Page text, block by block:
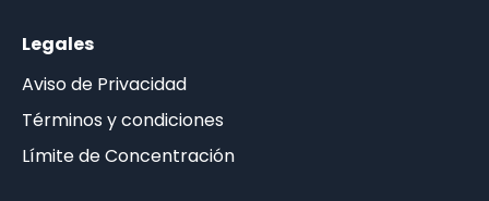
Legales
Aviso de Privacidad
Términos y condiciones
Límite de Concentración